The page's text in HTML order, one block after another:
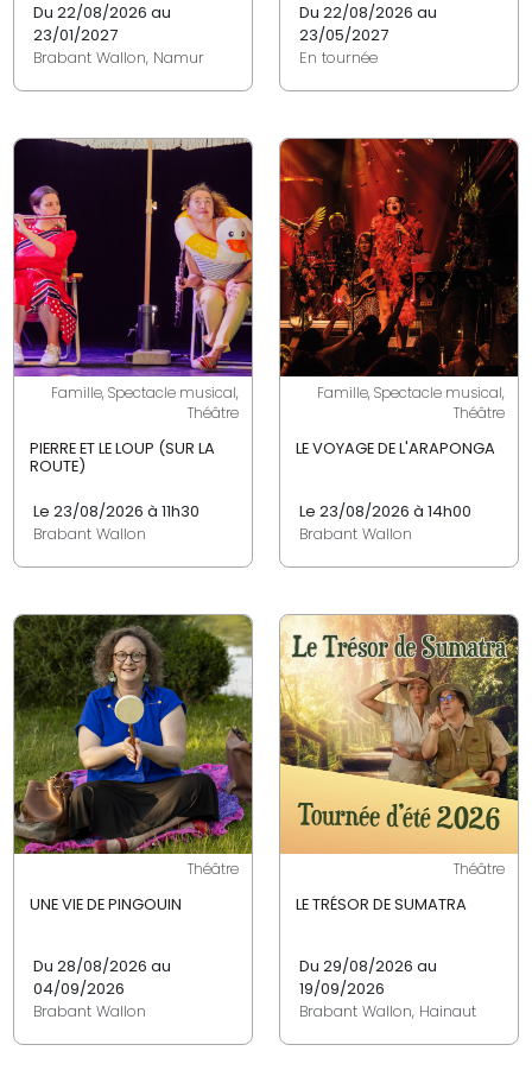
Du 22/08/2026 au
23/01/2027
Brabant Wallon, Namur
Du 22/08/2026 au
23/05/2027
En tournée
Famille, Spectacle musical,
Théâtre
PIERRE ET LE LOUP (SUR LA
ROUTE)
Le 23/08/2026 à 11h30
Brabant Wallon
Famille, Spectacle musical,
Théâtre
LE VOYAGE DE L'ARAPONGA
Le 23/08/2026 à 14h00
Brabant Wallon
Théâtre
UNE VIE DE PINGOUIN
Du 28/08/2026 au
04/09/2026
Brabant Wallon
Théâtre
LE TRÉSOR DE SUMATRA
Du 29/08/2026 au
19/09/2026
Brabant Wallon, Hainaut